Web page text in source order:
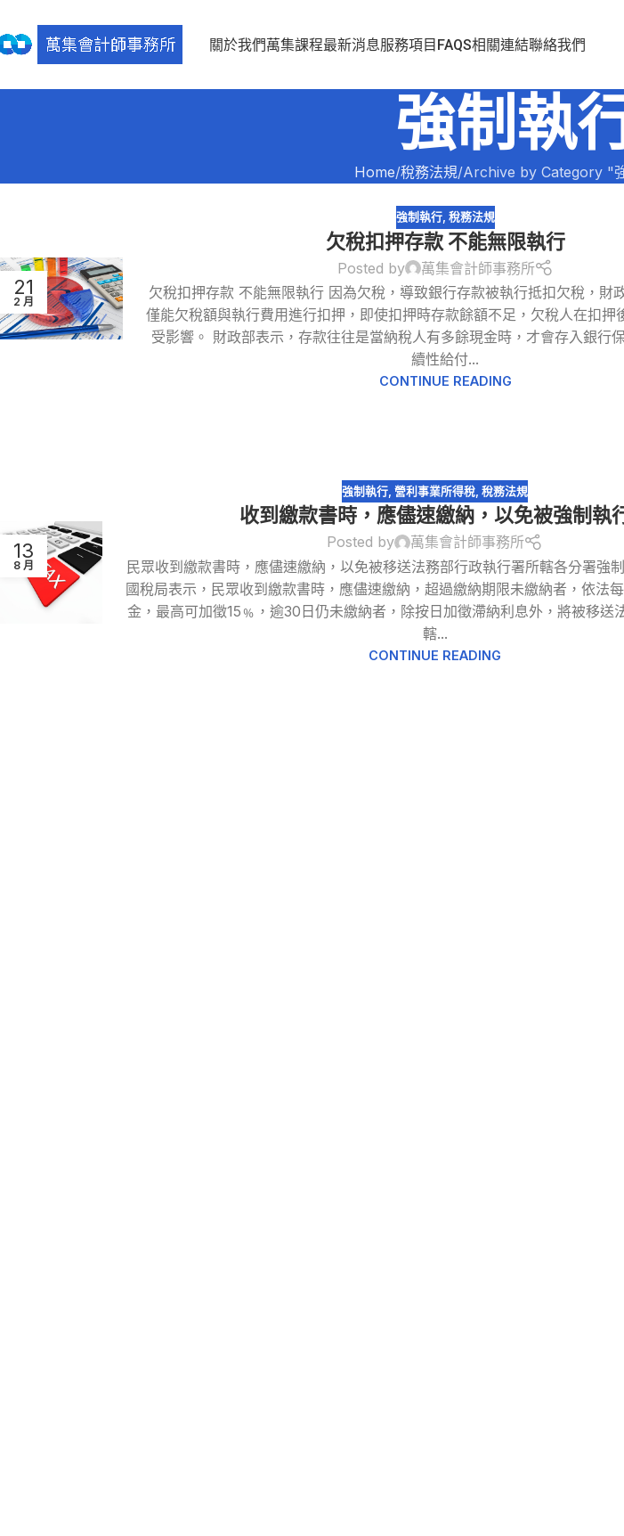
關於我們萬集課程最新消息服務項目 FAQS相關連結聯絡我們
強制執
Home 稅務法規 Archive by Category "
21
2 月
強制執行, 稅務法規
欠稅扣押存款 不能無限執行
Posted by
萬集會計師事務所
欠稅扣押存款 不能無限執行 因為欠稅，導致銀行存款被執行抵扣欠稅，財
僅能欠稅額與執行費用進行扣押，即使扣押時存款餘額不足，欠稅人在扣押
受影響。 財政部表示，存款往往是當納稅人有多餘現金時，才會存入銀行
續性給付...
CONTINUE READING
13
8 月
強制執行 營利事業所得稅 稅務法規
收到繳款書時，應儘速繳納，以免被強制執
Posted by
萬集會計師事務所
民眾收到繳款書時，應儘速繳納，以免被移送法務部行政執行署所轄各分署強
國稅局表示，民眾收到繳款書時，應儘速繳納，超過繳納期限未繳納者，依法
金，最高可加徵15﹪，逾30日仍未繳納者，除按日加徵滯納利息外，將被移送
轄...
CONTINUE READING